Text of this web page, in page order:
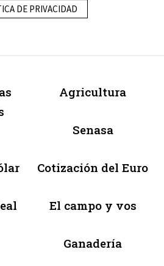
DE PRIVACIDAD
Agricultura
Senasa
Cotización del Euro
El campo y vos
Ganadería